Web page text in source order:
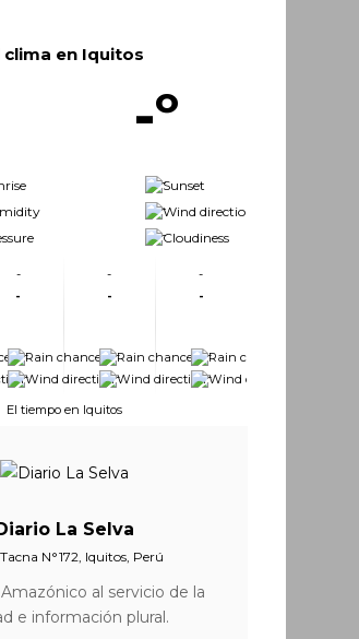
clima en Iquitos
-º
-
-
-
-
-
-
-
-
-
-
-
-
-
-
-
El tiempo en Iquitos
La Selva
N°172, Iquitos, Perú
al servicio de la
e información plural.